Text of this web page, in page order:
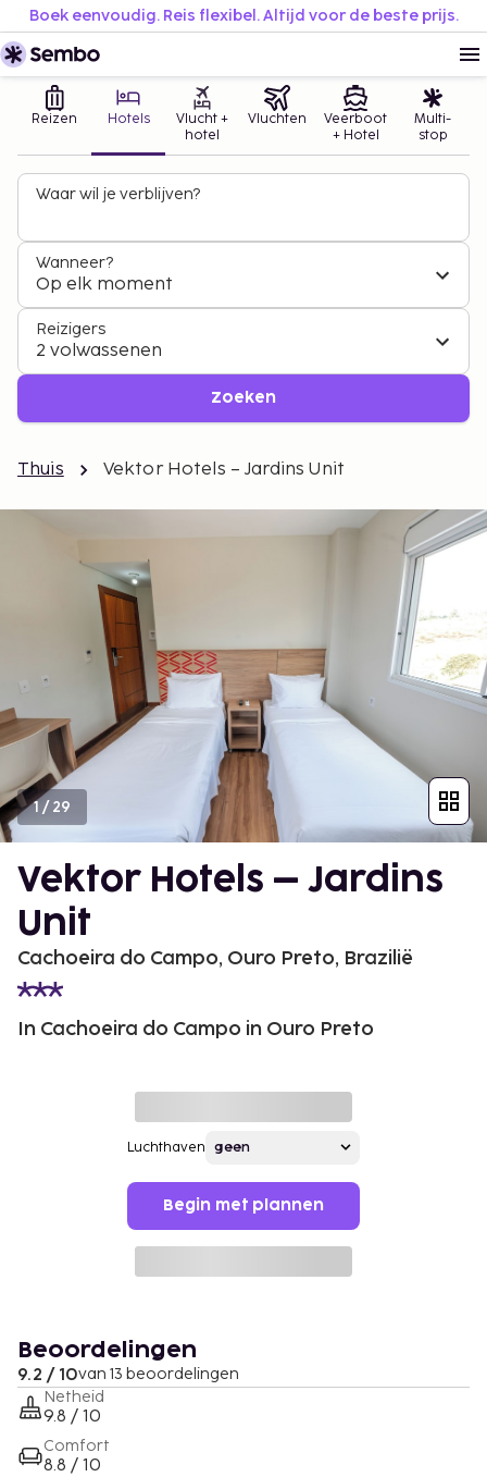
Boek eenvoudig. Reis flexibel. Altijd voor de beste prijs.
Reizen Hotels
Vlucht +
hotel
Vluchten
Veerboot
+ Hotel
Multi-
stop
Waar wil je verblijven?
Wanneer?
Op elk moment
Reizigers
2 volwassenen
Zoeken
Thuis Vektor Hotels – Jardins Unit
1 /29
Vektor Hotels – Jardins
Unit
Cachoeira do Campo, Ouro Preto, Brazilië
In Cachoeira do Campo in Ouro Preto
Luchthaven
Begin met plannen
Beoordelingen
9.2 / 10van 13 beoordelingen
Netheid
9.8 / 10
Comfort
8.8 / 10